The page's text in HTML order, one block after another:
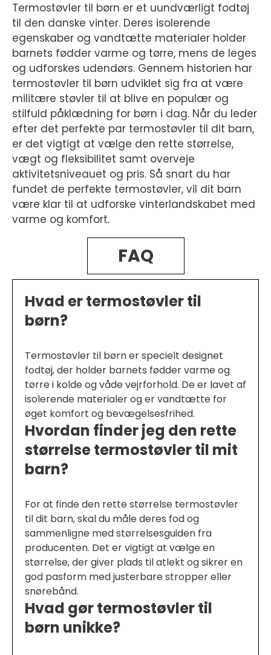
Termostøvler til børn er et uundværligt fodtøj
til den danske vinter. Deres isolerende
egenskaber og vandtætte materialer holder
barnets fødder varme og tørre, mens de leges
og udforskes udendørs. Gennem historien har
termostøvler til børn udviklet sig fra at være
militære støvler til at blive en populær og
stilfuld påklædning for børn i dag. Når du leder
efter det perfekte par termostøvler til dit barn,
er det vigtigt at vælge den rette størrelse,
vægt og fleksibilitet samt overveje
aktivitetsniveauet og pris. Så snart du har
fundet de perfekte termostøvler, vil dit barn
være klar til at udforske vinterlandskabet med
varme og komfort.
FAQ
Hvad er termostøvler til
børn?
Termostøvler til børn er specielt designet
fodtøj, der holder barnets fødder varme og
tørre i kolde og våde vejrforhold. De er lavet af
isolerende materialer og er vandtætte for
øget komfort og bevægelsesfrihed.
Hvordan finder jeg den rette
størrelse termostøvler til mit
barn?
For at finde den rette størrelse termostøvler
til dit barn, skal du måle deres fod og
sammenligne med størrelsesguiden fra
producenten. Det er vigtigt at vælge en
størrelse, der giver plads til atlekt og sikrer en
god pasform med justerbare stropper eller
snørebånd.
Hvad gør termostøvler til
børn unikke?